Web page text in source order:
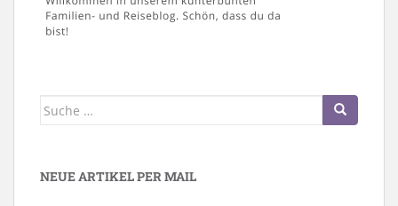
Suche
NEUE ARTIKEL PER MAIL